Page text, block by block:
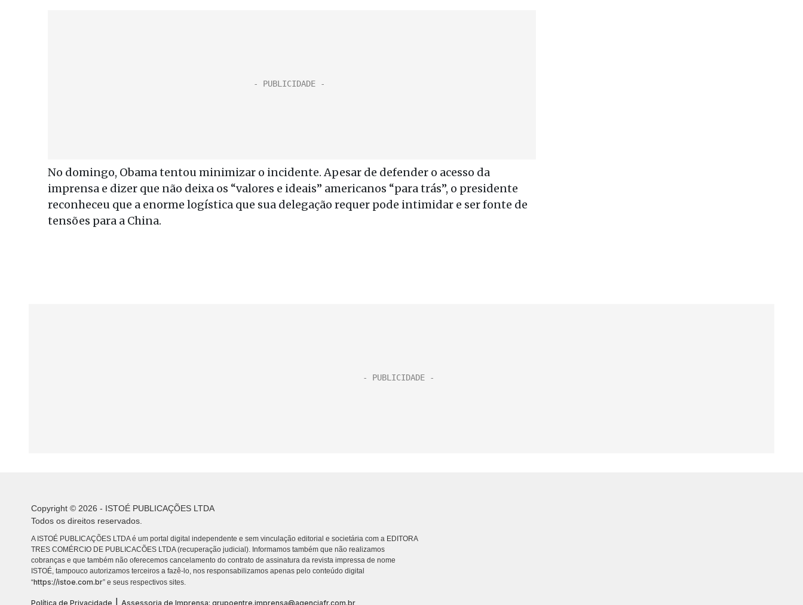
No domingo, Obama tentou minimizar o incidente. Apesar de defender o acesso da
imprensa e dizer que não deixa os “valores e ideais” americanos “para trás”, o presidente
reconheceu que a enorme logística que sua delegação requer pode intimidar e ser fonte de
tensões para a China.
Copyright © 2026 - ISTOÉ PUBLICAÇÕES LTDA
Todos os direitos reservados.
A ISTOÉ PUBLICAÇÕES LTDA é um portal digital independente e sem vinculação editorial e societária com a EDITORA
TRES COMÉRCIO DE PUBLICACÕES LTDA (recuperação judicial). Informamos também que não realizamos
cobranças e que também não oferecemos cancelamento do contrato de assinatura da revista impressa de nome
ISTOÉ, tampouco autorizamos terceiros a fazê-lo, nos responsabilizamos apenas pelo conteúdo digital
“https://istoe.com.br” e seus respectivos sites.
Política de Privacidade Assessoria de Imprensa: grupoentre.imprensa@agenciafr.com.br